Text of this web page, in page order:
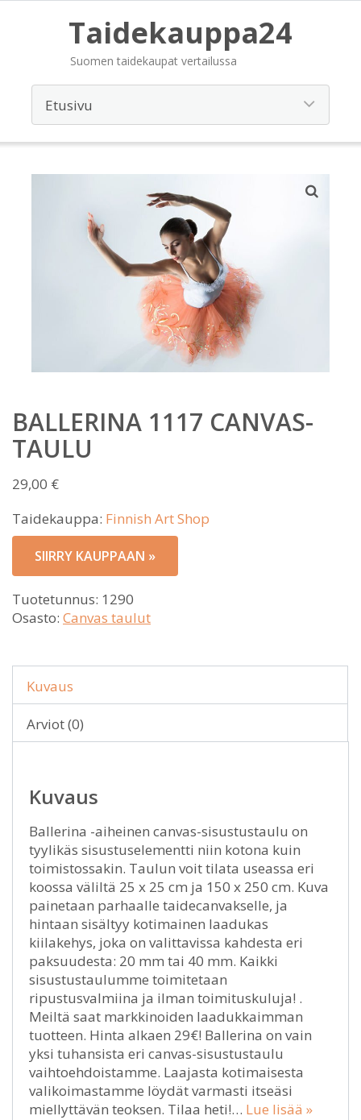
Taidekauppa24
Suomen taidekaupat vertailussa
BALLERINA 1117 CANVAS-
TAULU
29,00 €
Taidekauppa: Finnish Art Shop
SIIRRY KAUPPAAN »
Tuotetunnus: 1290
Osasto: Canvas taulut
Kuvaus
Arviot (0)
Kuvaus
Ballerina -aiheinen canvas-sisustustaulu on
tyylikäs sisustuselementti niin kotona kuin
toimistossakin. Taulun voit tilata useassa eri
koossa väliltä 25 x 25 cm ja 150 x 250 cm. Kuva
painetaan parhaalle taidecanvakselle, ja
hintaan sisältyy kotimainen laadukas
kiilakehys, joka on valittavissa kahdesta eri
paksuudesta: 20 mm tai 40 mm. Kaikki
sisustustaulumme toimitetaan
ripustusvalmiina ja ilman toimituskuluja! .
Meiltä saat markkinoiden laadukkaimman
tuotteen. Hinta alkaen 29€! Ballerina on vain
yksi tuhansista eri canvas-sisustustaulu
vaihtoehdoistamme. Laajasta kotimaisesta
valikoimastamme löydät varmasti itseäsi
miellyttävän teoksen. Tilaa heti!… Lue lisää »